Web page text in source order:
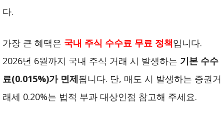
다.
가장 큰 혜택은 국내 주식 수수료 무료 정책입니다.
2026년 6월까지 국내 주식 거래 시 발생하는 기본 수수
료(0.015%)가 면제됩니다. 단, 매도 시 발생하는 증권거
래세 0.20%는 법적 부과 대상인점 참고해 주세요.